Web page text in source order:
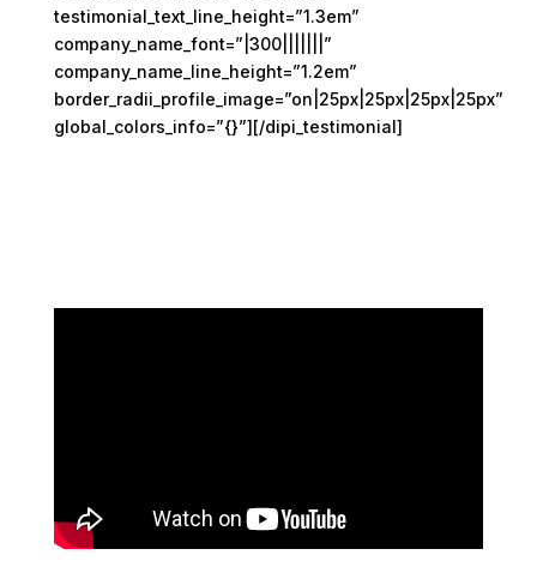
testimonial_text_line_height=”1.3em”
company_name_font=”|300|||||||”
company_name_line_height=”1.2em”
border_radii_profile_image=”on|25px|25px|25px|25px”
global_colors_info=”{}”][/dipi_testimonial]